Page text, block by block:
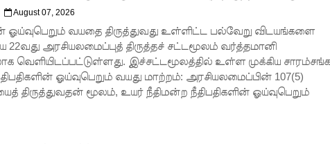
திருத்தச் சட்டமூலம்!
August 07, 2026
ஓய்வுபெறும் வயதை திருத்துவது உள்ளிட்ட பல்வேறு விடயங்களை
22வது அரசியலமைப்புத் திருத்தச் சட்டமூலம் வர்த்தமானி
வெளியிடப்பட்டுள்ளது. இச்சட்டமூலத்தில் உள்ள முக்கிய
ஓய்வுபெறும் வயது மாற்றம்: அரசியலமைப்பின் 107(5)
திருத்துவதன் மூலம், உயர் நீதிமன்ற நீதிபதிகளின் ஓய்வுபெறும்